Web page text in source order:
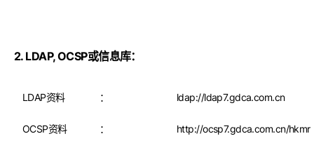
2. LDAP, OCSP或信息库：
LDAP资料 ： ldap://ldap7.gdca.com.cn
OCSP资料 ： http://ocsp7.gdca.com.cn/hkmr